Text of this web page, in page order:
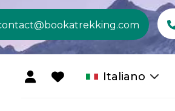
Italiano